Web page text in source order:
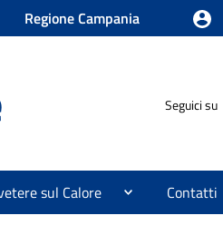
Regione Campania
Seguici su
sul Calore Contatti